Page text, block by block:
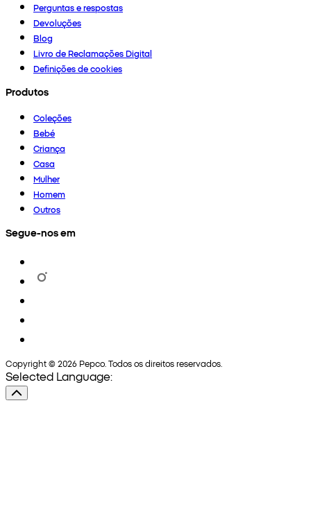
Perguntas e respostas
Devoluções
Blog
Livro de Reclamações Digital
Definições de cookies
Produtos
Coleções
Bebé
Criança
Casa
Mulher
Homem
Outros
Segue-nos em
Copyright © 2026 Pepco. Todos os direitos reservados.
Selected Language: